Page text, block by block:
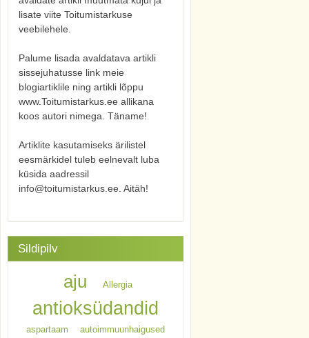
lisate viite Toitumistarkuse
veebilehele.
Palume lisada avaldatava artikli
sissejuhatusse link meie
blogiartiklile ning artikli lõppu
www.Toitumistarkus.ee allikana
koos autori nimega. Täname!
Artiklite kasutamiseks ärilistel
eesmärkidel tuleb eelnevalt luba
küsida aadressil
info@toitumistarkus.ee. Aitäh!
Sildipilv
aju Allergia
antioksüdandid
aspartaam autoimmuunhaigused